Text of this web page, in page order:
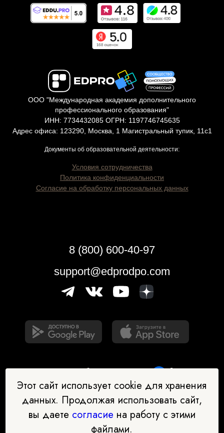
Наш бот-помощник в выборе
ООО "Международная академия дополнительного
профессионального образования"
ИНН: 7734432085 ОГРН: 1197746745635
Адрес офиса: 123290, Москва, 1 Магистральный тупик, 11с1
Документы об образовательной деятельности:
Условия сотрудничества
Политика конфиденциальности
Согласие на обработку персональных данных
8 (800) 600-40-97
support@edprodpo.com
Этот сайт использует cookie для хранения
данных. Продолжая использовать сайт,
вы даете согласие на работу с этими
файлами.